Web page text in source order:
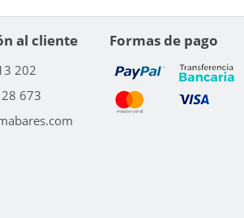
al cliente
202
673
Formas de pago